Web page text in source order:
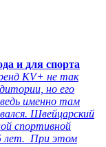
и для спорта
KV+ не так
но его
именно там
Швейцарский
спортивной
лет. При этом